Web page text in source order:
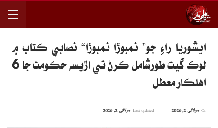
ايشوريا راءِ جو” نمبوڙا نمبوڙا“ نصابي ڪتاب ۾
لوڪ گيت طورشامل ڪرڻ تي اڙيسه حڪومت جا 6
اهلڪار معطل
جولائی 2, 2026 جولائی 2, 2026